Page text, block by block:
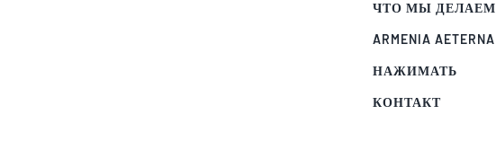
ЧТО МЫ ДЕЛАЕМ
ARMENIA AETERNA
НАЖИМАТЬ
КОНТАКТ